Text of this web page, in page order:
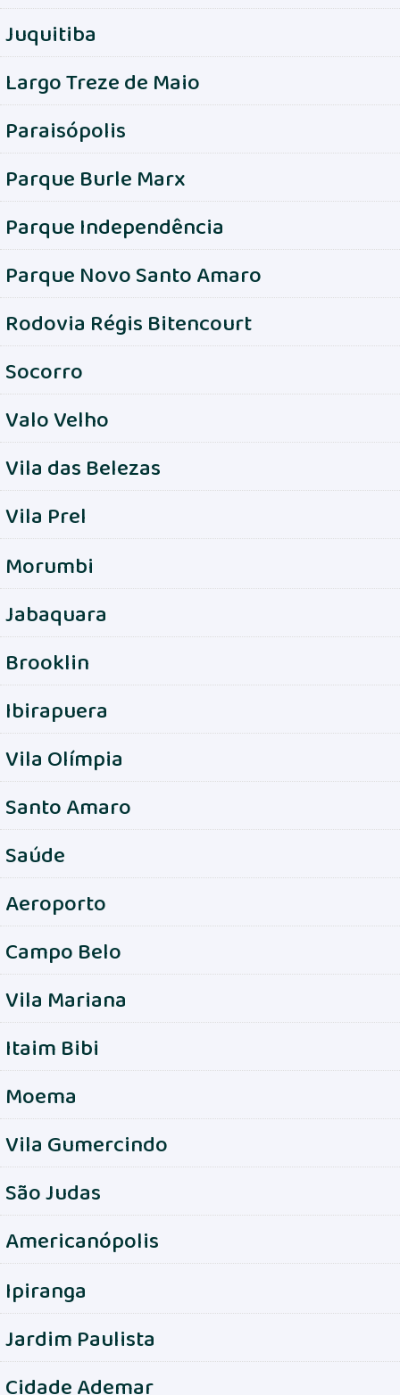
Juquitiba
Largo Treze de Maio
Paraisópolis
Parque Burle Marx
Parque Independência
Parque Novo Santo Amaro
Rodovia Régis Bitencourt
Socorro
Valo Velho
Vila das Belezas
Vila Prel
Morumbi
Jabaquara
Brooklin
Ibirapuera
Vila Olímpia
Santo Amaro
Saúde
Aeroporto
Campo Belo
Vila Mariana
Itaim Bibi
Moema
Vila Gumercindo
São Judas
Americanópolis
Ipiranga
Jardim Paulista
Cidade Ademar